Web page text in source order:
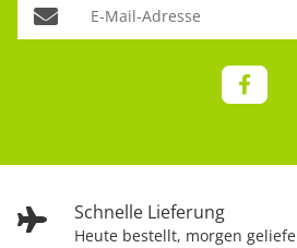
Schnelle Lieferung
Heute bestellt, morgen